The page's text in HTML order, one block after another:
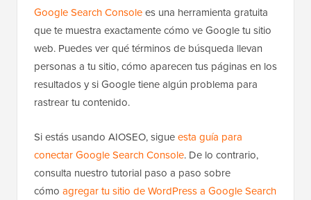
Google Search Consolees una herramienta gratuita
que te muestra exactamente cómo ve Google tu sitio
web. Puedes ver qué términos de búsqueda llevan
personas a tu sitio, cómo aparecen tus páginas en los
resultados y si Google tiene algún problema para
rastrear tu contenido.
Si estás usando AIOSEO, sigueesta guía para
conectar Google Search Console. De lo contrario,
consulta nuestro tutorial paso a paso sobre
cómo agregar tu sitio de WordPress a Google Search